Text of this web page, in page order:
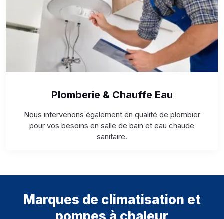
Plomberie & Chauffe Eau
Nous intervenons également en qualité de plombier
pour vos besoins en salle de bain et eau chaude
sanitaire.
Marques de climatisation et